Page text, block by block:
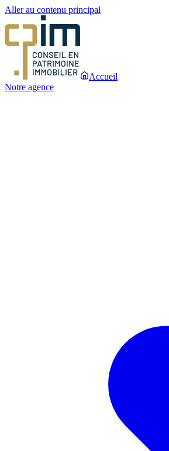
Aller au contenu principal
Accueil
Notre agence